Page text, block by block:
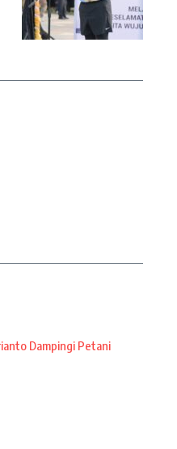
Dampingi Petani